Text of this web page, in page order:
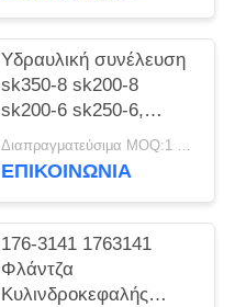
EC290 EC360 EC460
Υδραυλική συνέλευση
sk350-8 sk200-8
sk200-6 sk250-6,
ξύλινη συσκευασία
κυλίνδρων εκσκαφέων
Διαπραγματεύσιμα MOQ:1 η/υ
ΕΠΙΚΟΙΝΩΝΙΑ
176-3141 1763141
Φλάντζα
Κυλινδροκεφαλής